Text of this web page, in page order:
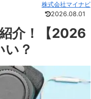
株式会社マイナビ
2026.08.01
介！【2026
？